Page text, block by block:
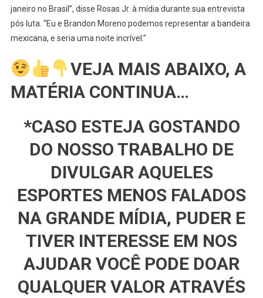
janeiro no Brasil”, disse Rosas Jr. à mídia durante sua entrevista
pós luta. “Eu e Brandon Moreno podemos representar a bandeira
mexicana, e seria uma noite incrível.”
VEJA MAIS ABAIXO, A
MATÉRIA CONTINUA…
*CASO ESTEJA GOSTANDO
DO NOSSO TRABALHO DE
DIVULGAR AQUELES
ESPORTES MENOS FALADOS
NA GRANDE MÍDIA, PUDER E
TIVER INTERESSE EM NOS
AJUDAR VOCÊ PODE DOAR
QUALQUER VALOR ATRAVÉS